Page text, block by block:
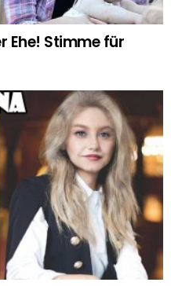
Ehe! Stimme für